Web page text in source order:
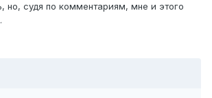
но, судя по комментариям, мне и этого